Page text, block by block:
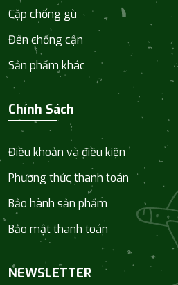
Cặp chống gù
Đèn chống cận
Sản phẩm khác
Chính Sách
Điều khoản và điều kiện
Phương thức thanh toán
Bảo hành sản phẩm
Bảo mật thanh toán
NEWSLETTER